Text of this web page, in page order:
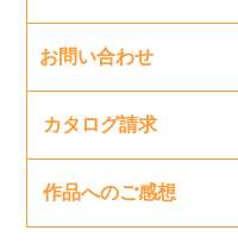
お問い合わせ
カタログ請求
作品へのご感想